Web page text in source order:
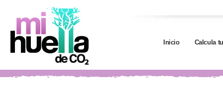
Inicio Calcula